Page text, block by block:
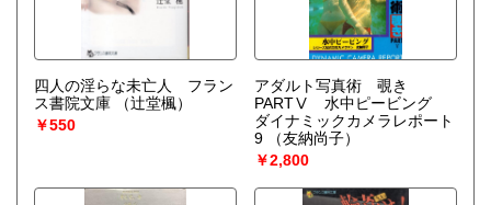
四人の淫らな未亡人 フラン
ス書院文庫
（辻堂楓）
￥550
アダルト写真術 覗き
PARTⅤ 水中ピービング
ダイナミックカメラレポート
9
（友納尚子）
￥2,800